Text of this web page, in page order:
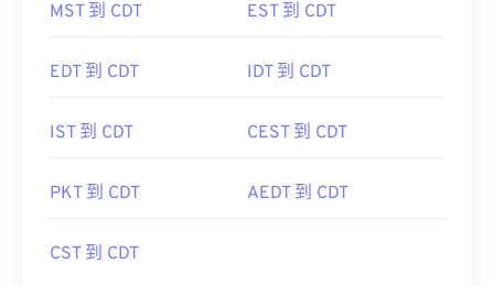
MST 到 CDT EST 到 CDT
EDT 到 CDT IDT 到 CDT
IST 到 CDT CEST 到 CDT
PKT 到 CDT AEDT 到 CDT
CST 到 CDT